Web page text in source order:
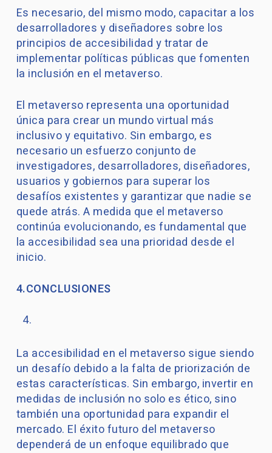
Es necesario, del mismo modo, capacitar a los
desarrolladores y diseñadores sobre los
principios de accesibilidad y tratar de
implementar políticas públicas que fomenten
la inclusión en el metaverso.
El metaverso representa una oportunidad
única para crear un mundo virtual más
inclusivo y equitativo. Sin embargo, es
necesario un esfuerzo conjunto de
investigadores, desarrolladores, diseñadores,
usuarios y gobiernos para superar los
desafíos existentes y garantizar que nadie se
quede atrás. A medida que el metaverso
continúa evolucionando, es fundamental que
la accesibilidad sea una prioridad desde el
inicio.
4.CONCLUSIONES
La accesibilidad en el metaverso sigue siendo
un desafío debido a la falta de priorización de
estas características. Sin embargo, invertir en
medidas de inclusión no solo es ético, sino
también una oportunidad para expandir el
mercado. El éxito futuro del metaverso
dependerá de un enfoque equilibrado que